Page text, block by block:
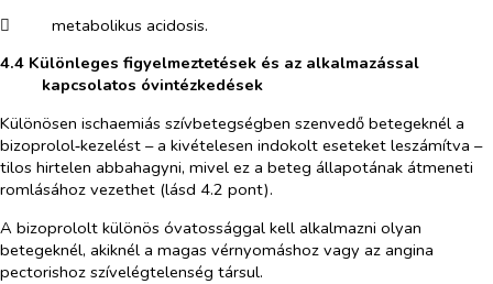
​
metabolikus acidosis.
4.4 Különleges figyelmeztetések és az alkalmazással
kapcsolatos óvintézkedések
Különösen ischaemiás szívbetegségben szenvedő betegeknél a
bizoprolol‑kezelést – a kivételesen indokolt eseteket leszámítva –
tilos hirtelen abbahagyni, mivel ez a beteg állapotának átmeneti
romlásához vezethet (lásd 4.2 pont).
A bizoprololt különös óvatossággal kell alkalmazni olyan
betegeknél, akiknél a magas vérnyomáshoz vagy az angina
pectorishoz szívelégtelenség társul.